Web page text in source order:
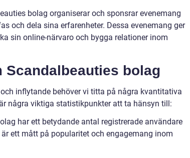
bolag organiserar och sponsrar evenemang
och dela sina erfarenheter. Dessa evenemang ger
sin online-närvaro och bygga relationer inom
bolag
inflytande behöver vi titta på några kvantitativa
några viktiga statistikpunkter att ta hänsyn till:
har ett betydande antal registrerade användare
ett mått på popularitet och engagemang inom